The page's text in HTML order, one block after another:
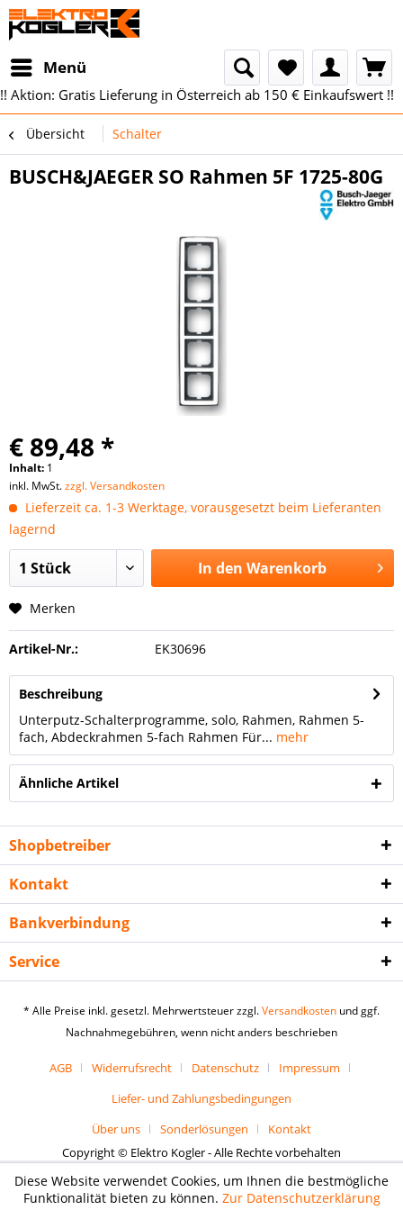
Menü
!! Aktion: Gratis Lieferung in Österreich ab 150 € Einkaufswert !!
Übersicht Schalter
BUSCH&JAEGER SO Rahmen 5F 1725-80G
€ 89,48 *
Inhalt: 1
inkl. MwSt.zzgl. Versandkosten
Lieferzeit ca. 1-3 Werktage, vorausgesetzt beim Lieferanten
lagernd
In den Warenkorb
Merken
Artikel-Nr.: EK30696
Beschreibung
Unterputz-Schalterprogramme, solo, Rahmen, Rahmen 5-
fach, Abdeckrahmen 5-fach Rahmen Für... mehr
Ähnliche Artikel
Shopbetreiber
Kontakt
Bankverbindung
Service
* Alle Preise inkl. gesetzl. Mehrwertsteuer zzgl.Versandkosten und ggf.
Nachnahmegebühren, wenn nicht anders beschrieben
AGB Widerrufsrecht Datenschutz
Impressum
Liefer- und Zahlungsbedingungen
Über uns
Sonderlösungen
Kontakt
Copyright © Elektro Kogler - Alle Rechte vorbehalten
Diese Website verwendet Cookies, um Ihnen die bestmögliche
Funktionalität bieten zu können. Zur Datenschutzerklärung